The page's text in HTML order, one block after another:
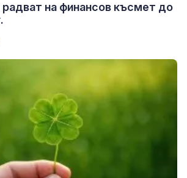
на финансов късмет до